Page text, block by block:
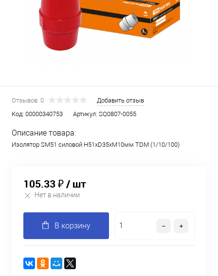
Отзывов: 0
Добавить отзыв
Код: 00000340753 Артикул: SQ0807-0055
Описание товара:
Изолятор SM51 силовой H51xD35xM10мм TDM (1/10/100)
105.33 ₽/ шт
Нет в наличии
В корзину